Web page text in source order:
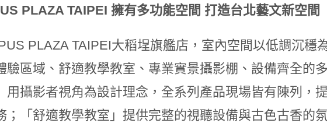
PLAZA TAIPEI 擁有多功能空間 打造台北藝文新空間
PLAZA TAIPEI大稻埕旗艦店，室內空間以低調沉穩
驗區域、舒適教學教室、專業實景攝影棚、設備齊全的
用攝影者視角為設計理念，全系列產品現場皆有陳列，
；「舒適教學教室」提供完整的視聽設備與古色古香的